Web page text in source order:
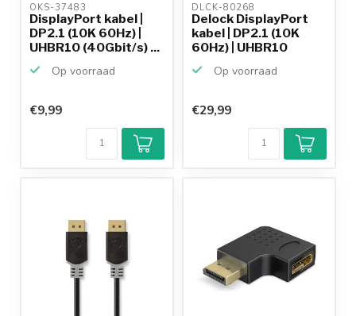
OKS-37483
DisplayPort kabel |
DP2.1 (10K 60Hz) |
UHBR10 (40Gbit/s) ...
Op voorraad
€9,99
DLCK-80268
Delock DisplayPort
kabel | DP2.1 (10K
60Hz) | UHBR10
Op voorraad
€29,99